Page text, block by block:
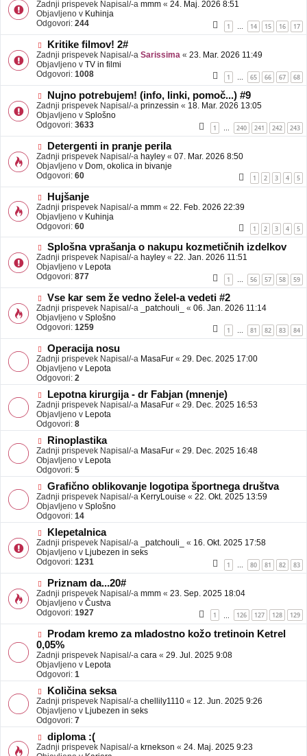
a
v
e
o
v
e
b
a
v
e
Zadnji prispevek Napisal/-a mmm « 24. Maj. 2026 8:51
Objavljeno v Kuhinja
Odgovori: 244 1 … 14 15 16 17
N
o
v
e
b
a
v
e
Kritike filmov! 2#
Zadnji prispevek Napisal/-a Sarissima « 23. Mar. 2026 11:49
Objavljeno v TV in filmi
Odgovori: 1008 1 … 65 66 67 68
N
o
v
e
b
a
v
e
Nujno potrebujem! (info, linki, pomoč...) #9
Zadnji prispevek Napisal/-a prinzessin « 18. Mar. 2026 13:05
Objavljeno v Splošno
Odgovori: 3633 1 240 241 242 243
N
o
v
e
o
b
a
v
e
Detergenti in pranje perila
Zadnji prispevek Napisal/-a hayley « 07. Mar. 2026 8:50
Objavljeno v Dom, okolica in bivanje
Odgovori: 60 1 2 3 4 5
N
o
v
e
o
b
a
v
e
Hujšanje
Zadnji prispevek Napisal/-a mmm « 22. Feb. 2026 22:39
Objavljeno v Kuhinja
Odgovori: 60 1 2 3 4 5
N
o
v
e
b
a
v
e
Splošna vprašanja o nakupu kozmetičnih izdelkov
Zadnji prispevek Napisal/-a hayley « 22. Jan. 2026 11:51
Objavljeno v Lepota
Odgovori: 877 1 … 56 57 58 59
N
o
v
e
b
a
v
e
Vse kar sem že vedno želel-a vedeti #2
Zadnji prispevek Napisal/-a _patchouli_ « 06. Jan. 2026 11:14
Objavljeno v Splošno
Odgovori: 1259 1 81 82 83 84
N
o
v
e
o
j
a
v
e
Operacija nosu
Zadnji prispevek Napisal/-a MasaFur « 29. Dec. 2025 17:00
Objavljeno v Lepota
Odgovori: 2
N
o
v
e
o
j
a
v
e
Lepotna kirurgija - dr Fabjan (mnenje)
Zadnji prispevek Napisal/-a MasaFur « 29. Dec. 2025 16:53
Objavljeno v Lepota
Odgovori: 8
N
o
v
e
o
b
j
a
v
e
Rinoplastika
Zadnji prispevek Napisal/-a MasaFur « 29. Dec. 2025 16:48
Objavljeno v Lepota
Odgovori: 5
N
o
v
e
o
j
a
v
e
Grafično oblikovanje logotipa športnega društva
Zadnji prispevek Napisal/-a KerryLouise « 22. Okt. 2025 13:59
Objavljeno v Splošno
Odgovori: 14
N
o
v
e
b
a
v
e
Klepetalnica
Zadnji prispevek Napisal/-a _patchouli_ « 16. Okt. 2025 17:58
Objavljeno v Ljubezen in seks
Odgovori: 1231 1 80 81 82 83
N
o
v
e
o
b
j
a
v
e
Priznam da...20#
Zadnji prispevek Napisal/-a mmm « 23. Sep. 2025 18:04
Objavljeno v Čustva
Odgovori: 1927 1 126 127 128 129
N
o
v
e
o
b
a
v
e
Prodam kremo za mladostno kožo tretinoin Ketrel
0,05%
Zadnji prispevek Napisal/-a cara « 29. Jul. 2025 9:08
Objavljeno v Lepota
Odgovori: 1
N
o
v
e
o
b
j
Količina seksa
Zadnji prispevek Napisal/-a chellily1110 « 12. Jun. 2025 9:26
Objavljeno v Ljubezen in seks
Odgovori: 7
N
o
diploma :(
Zadnji prispevek Napisal/-a krnekson « 24. Maj. 2025 9:23